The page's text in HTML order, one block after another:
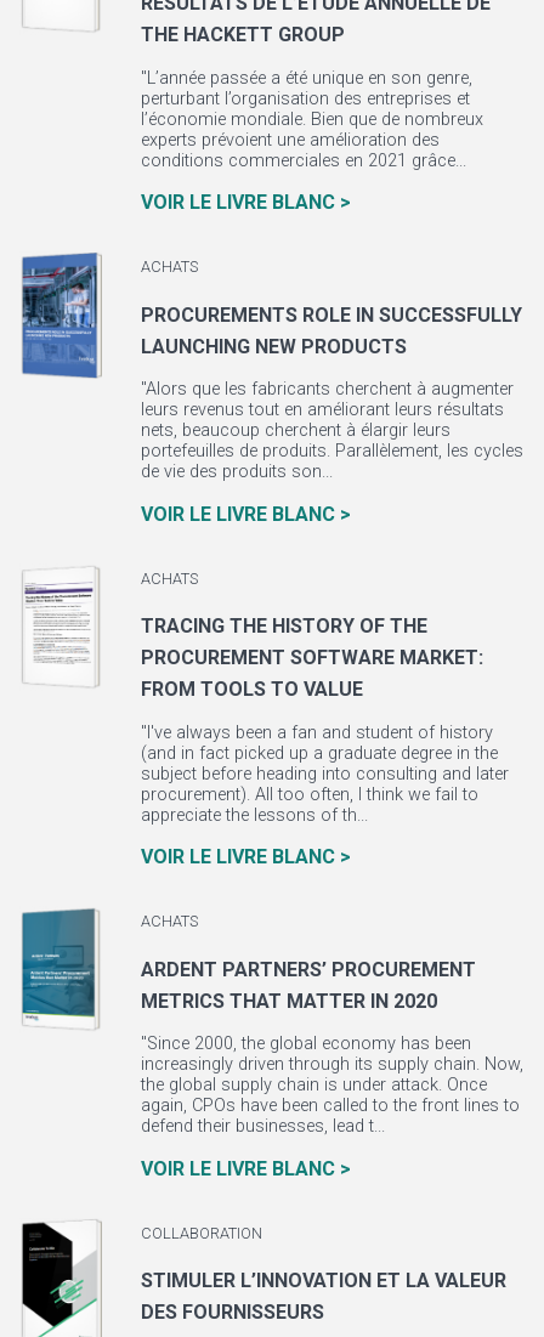
THE HACKETT GROUP
"L’année passée a été unique en son genre,
perturbant l’organisation des entreprises et
l’économie mondiale. Bien que de nombreux
experts prévoient une amélioration des
conditions commerciales en 2021 grâce...
VOIR LE LIVRE BLANC >
ACHATS
PROCUREMENTS ROLE IN SUCCESSFULLY
LAUNCHING NEW PRODUCTS
"Alors que les fabricants cherchent à augmenter
leurs revenus tout en améliorant leurs résultats
nets, beaucoup cherchent à élargir leurs
portefeuilles de produits. Parallèlement, les cycles
de vie des produits son...
VOIR LE LIVRE BLANC >
ACHATS
TRACING THE HISTORY OF THE
PROCUREMENT SOFTWARE MARKET:
FROM TOOLS TO VALUE
"I've always been a fan and student of history
(and in fact picked up a graduate degree in the
subject before heading into consulting and later
procurement). All too often, I think we fail to
appreciate the lessons of th...
VOIR LE LIVRE BLANC >
ACHATS
ARDENT PARTNERS’ PROCUREMENT
METRICS THAT MATTER IN 2020
"Since 2000, the global economy has been
increasingly driven through its supply chain. Now,
the global supply chain is under attack. Once
again, CPOs have been called to the front lines to
defend their businesses, lead t...
VOIR LE LIVRE BLANC >
COLLABORATION
STIMULER L’INNOVATION ET LA VALEUR
DES FOURNISSEURS